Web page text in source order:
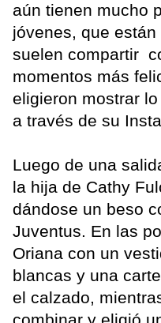
aún tienen mucho
jóvenes, que
suelen compartir
momentos más
eligieron mostrar
a través de su
Luego de una
la hija de Cathy
dándose un beso
Juventus. En las
Oriana con un
blancas y una
el calzado,